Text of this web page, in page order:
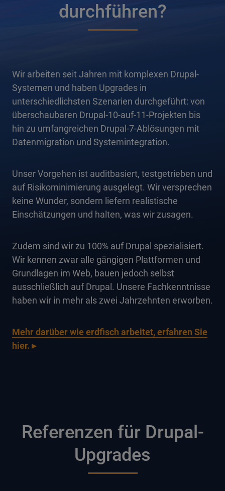
durchführen?
Wir arbeiten seit Jahren mit komplexen Drupal-
Systemen und haben Upgrades in
unterschiedlichsten Szenarien durchgeführt: von
überschaubaren Drupal-10-auf-11-Projekten bis
hin zu umfangreichen Drupal-7-Ablösungen mit
Datenmigration und Systemintegration.
Unser Vorgehen ist auditbasiert, testgetrieben und
auf Risikominimierung ausgelegt. Wir versprechen
keine Wunder, sondern liefern realistische
Einschätzungen und halten, was wir zusagen.
Zudem sind wir zu 100% auf Drupal spezialisiert.
Wir kennen zwar alle gängigen Plattformen und
Grundlagen im Web, bauen jedoch selbst
ausschließlich auf Drupal. Unsere Fachkenntnisse
haben wir in mehr als zwei Jahrzehnten erworben.
Mehr darüber wie erdfisch arbeitet, erfahren Sie
hier. ▸
Referenzen für Drupal-
Upgrades